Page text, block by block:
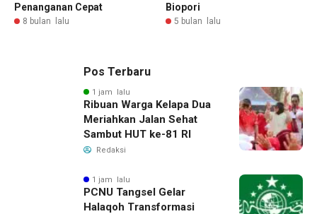
Penanganan Cepat
8 bulan lalu
Biopori
5 bulan lalu
Pos Terbaru
1 jam lalu
Ribuan Warga Kelapa Dua
Meriahkan Jalan Sehat
Sambut HUT ke-81 RI
Redaksi
1 jam lalu
PCNU Tangsel Gelar
Halaqoh Transformasi